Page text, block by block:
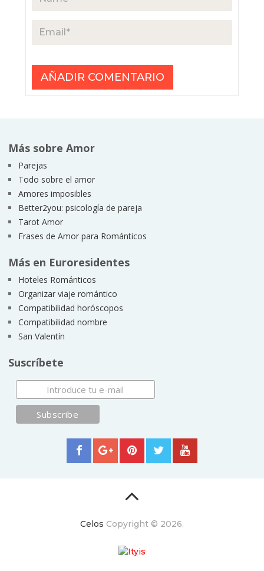
Más sobre Amor
Parejas
Todo sobre el amor
Amores imposibles
Better2you: psicología de pareja
Tarot Amor
Frases de Amor para Románticos
Más en Euroresidentes
Hoteles Románticos
Organizar viaje romántico
Compatibilidad horóscopos
Compatibilidad nombre
San Valentín
Suscríbete
Celos Copyright © 2026.